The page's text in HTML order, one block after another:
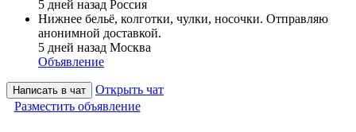
5 дней назад Россия
Нижнее бельё, колготки, чулки, носочки. Отправляю
анонимной доставкой.
5 дней назад Москва
Объявление
Написать в чат
Открыть чат
Разместить объявление